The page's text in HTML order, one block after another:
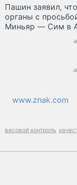
Пашин заявил,
органы с
Миньяр — Сим в
www.znak.com
весовой контроль